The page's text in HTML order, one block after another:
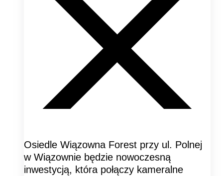
Osiedle Wiązowna Forest przy ul. Polnej
w Wiązownie będzie nowoczesną
inwestycją, która połączy kameralne